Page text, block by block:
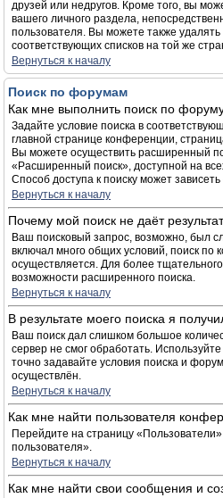
друзей или недругов. Кроме того, вы
вашего личного раздела,
пользователя. Вы можете также удалять
соответствующих списков на той же
Вернуться к началу
Поиск по форумам
Как мне выполнить поиск по
Задайте условие поиска в
главной странице конференции,
Вы можете осуществить расширенный
«Расширенный поиск», доступной на
Способ доступа к поиску может
Вернуться к началу
Почему мой поиск не даёт
Ваш поисковый запрос, возможно, был
включал много общих условий, поиск по
осуществляется. Для более
возможности расширенного поиска.
Вернуться к началу
В результате моего поиска я
Ваш поиск дал слишком большое
сервер не смог обработать.
точно задавайте условия поиска и
осуществлён.
Вернуться к началу
Как мне найти пользователя
Перейдите на страницу
пользователя».
Вернуться к началу
Как мне найти свои сообщения и